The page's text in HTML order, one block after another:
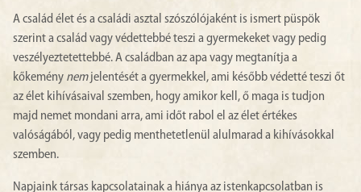
A család élet és a családi asztal szószólójaként is ismert püspök
szerint a család vagy védettebbé teszi a gyermekeket vagy pedig
veszélyeztetettebbé. A családban az apa vagy megtanítja a
kőkemény nemjelentését a gyermekkel, ami később védetté teszi őt
az élet kihívásaival szemben, hogy amikor kell, ő maga is tudjon
majd nemet mondani arra, ami időt rabol el az élet értékes
valóságából, vagy pedig menthetetlenül alulmarad a kihívásokkal
szemben.
Napjaink társas kapcsolatainak a hiánya az istenkapcsolatban is